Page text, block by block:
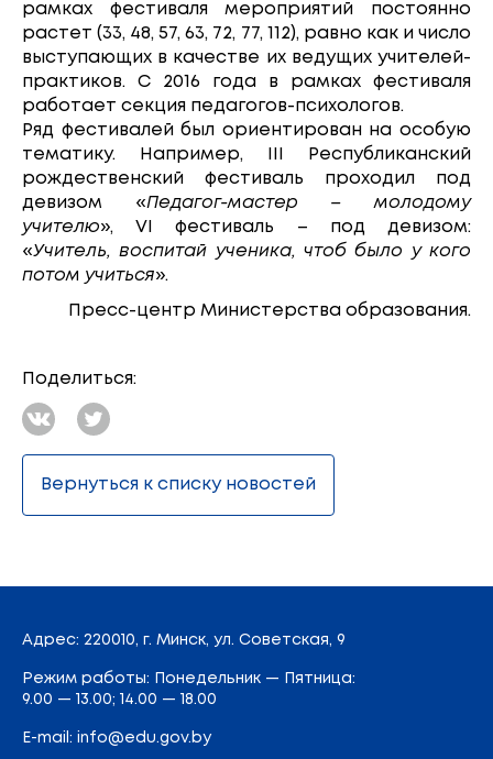
рамках фестиваля мероприятий постоянно
растет (33, 48, 57, 63, 72, 77, 112), равно как и число
выступающих в качестве их ведущих учителей-
практиков. С 2016 года в рамках фестиваля
работает секция педагогов-психологов.
Ряд фестивалей был ориентирован на особую
тематику. Например, III Республиканский
рождественский фестиваль проходил под
девизом «Педагог-мастер – молодому
учителю», VI фестиваль – под девизом:
«Учитель, воспитай ученика, чтоб было у кого
потом учиться».
Пресс-центр Министерства образования.
Поделиться:
Вернуться к списку новостей
Адрес: 220010, г. Минск, ул. Советская, 9
Режим работы: Понедельник — Пятница:
9.00 — 13.00; 14.00 — 18.00
E-mail: info@edu.gov.by